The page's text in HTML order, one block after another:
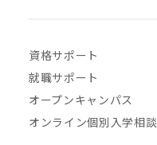
資格サポート
就職サポート
オープンキャンパス
オンライン個別入学相談